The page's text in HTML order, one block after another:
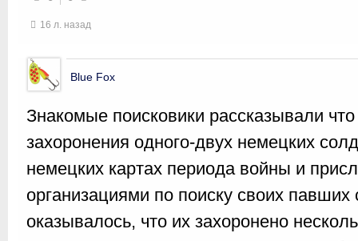
16 л. назад
Blue Fox
Знакомые поисковики рассказывали
захоронения одного-двух немецких
немецких картах периода войны и
организациями по поиску своих павших
оказывалось, что их захоронено